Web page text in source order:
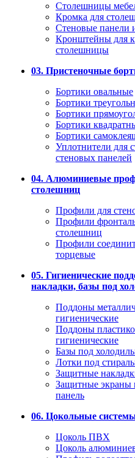
Столешницы
Кромка для
Стеновые
Кронштейны для
столешницы
03. Пристеночные
Бортики овальные
Бортики
Бортики
Бортики
Бортики
Уплотнители для
стеновых панелей
04. Алюминиевые
столешниц
Профили для
Профили
столешниц
Профили
торцевые
05. Гигиенические
накладки, базы под
Поддоны
гигиенические
Поддоны
гигиенические
Базы под
Лотки под
Защитные
Защитные экраны
панель
06. Цокольные
Цоколь ПВХ
Цоколь